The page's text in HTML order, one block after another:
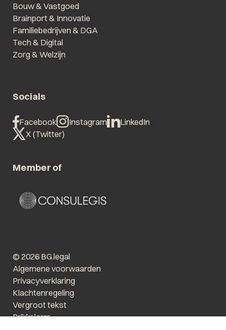
Bouw & Vastgoed
Brainport & Innovatie
Familiebedrijven & DGA
Tech & Digital
Zorg & Welzijn
Socials
Facebook Instagram
LinkedIn
X (Twitter)
Member of
© 2026 BG.legal
Algemene voorwaarden
Privacyverklaring
Klachtenregeling
Vergroot tekst
Prikkelarm